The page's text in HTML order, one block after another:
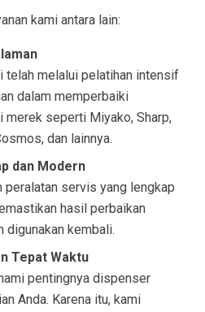
kami antara lain:
telah melalui pelatihan intensif
dalam memperbaiki
merek seperti Miyako, Sharp,
dan lainnya.
dan Modern
peralatan servis yang lengkap
hasil perbaikan
digunakan kembali.
Tepat Waktu
pentingnya dispenser
Anda. Karena itu, kami